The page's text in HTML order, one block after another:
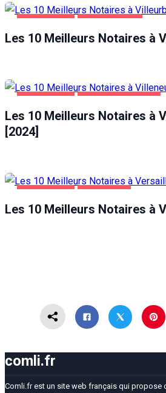
Les 10 Meilleurs Notaires à
Les 10 Meilleurs Notaires à
[2024]
Les 10 Meilleurs Notaires à
comli.fr
Comli.fr est un site web français qui propose